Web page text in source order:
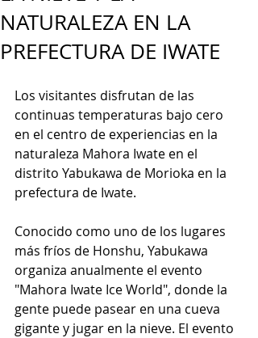
NATURALEZA EN LA
PREFECTURA DE IWATE
Los visitantes disfrutan de las
continuas temperaturas bajo cero
en el centro de experiencias en la
naturaleza Mahora Iwate en el
distrito Yabukawa de Morioka en la
prefectura de Iwate.
Conocido como uno de los lugares
más fríos de Honshu, Yabukawa
organiza anualmente el evento
"Mahora Iwate Ice World", donde la
gente puede pasear en una cueva
gigante y jugar en la nieve. El evento